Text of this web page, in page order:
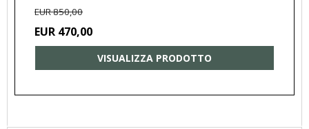
EUR 850,00
EUR 470,00
VISUALIZZA PRODOTTO